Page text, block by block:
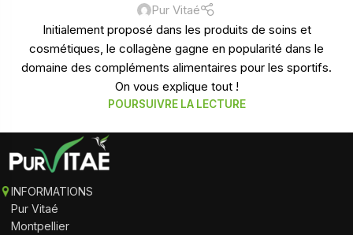
Pur Vitaé
Initialement proposé dans les produits de soins et
cosmétiques, le collagène gagne en popularité dans le
domaine des compléments alimentaires pour les sportifs.
On vous explique tout !
POURSUIVRE LA LECTURE
INFORMATIONS
Pur Vitaé
Montpellier